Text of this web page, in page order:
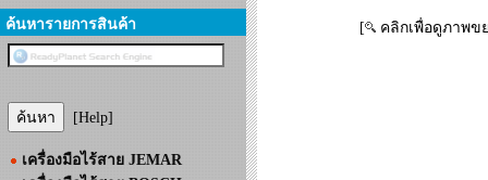
ค้นหารายการสินค้า
[Help]
เครื่องมือไร้สาย JEMAR
[ คลิกเพื่อดูภาพข